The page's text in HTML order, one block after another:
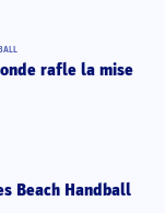
rafle la mise
Beach Handball